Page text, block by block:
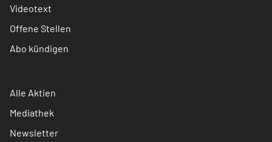
Videotext
Offene Stellen
Abo kündigen
Alle Aktien
Mediathek
Newsletter